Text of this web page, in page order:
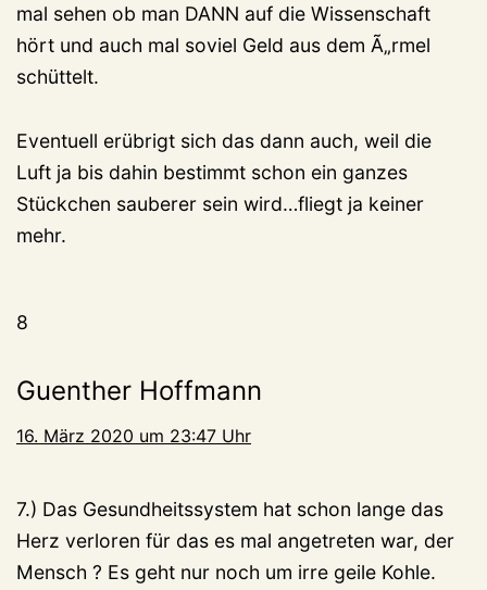
mal sehen ob man DANN auf die Wissenschaft
hört und auch mal soviel Geld aus dem Ã„rmel
schüttelt.
Eventuell erübrigt sich das dann auch, weil die
Luft ja bis dahin bestimmt schon ein ganzes
Stückchen sauberer sein wird…fliegt ja keiner
mehr.
8
Guenther Hoffmann
16. März 2020 um 23:47 Uhr
7.) Das Gesundheitssystem hat schon lange das
Herz verloren für das es mal angetreten war, der
Mensch ? Es geht nur noch um irre geile Kohle.